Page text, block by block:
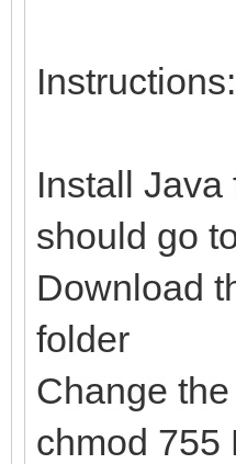
Instructions:
Install
should go
Download
folder
Change
chmod 755